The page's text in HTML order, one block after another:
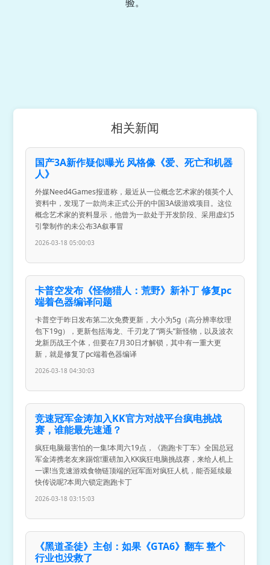
相关新闻
国产3A新作疑似曝光 风格像《爱、死亡和机器
人》
外媒Need4Games报道称，最近从一位概念艺术家的领英个人
资料中，发现了一款尚未正式公开的中国3A级游戏项目。这位
概念艺术家的资料显示，他曾为一款处于开发阶段、采用虚幻5
引擎制作的未公布3A叙事冒
2026-03-18 05:00:03
卡普空发布《怪物猎人：荒野》新补丁 修复pc
端着色器编译问题
卡普空于昨日发布第二次免费更新，大小为5g（高分辨率纹理
包下19g），更新包括海龙、千刃龙了“两头”新怪物，以及波衣
龙新历战王个体，但要在7月30日才解锁，其中有一重大更
新，就是修复了pc端着色器编译
2026-03-18 04:30:03
竞速冠军金涛加入KK官方对战平台疯电挑战
赛，谁能最先速通？
疯狂电脑最害怕的一集!本周六19点，《跑跑卡丁车》全国总冠
军金涛携老友来踢馆!重磅加入KK疯狂电脑挑战赛，来给人机上
一课!当竞速游戏食物链顶端的冠军面对疯狂人机，能否延续最
快传说呢?本周六锁定跑跑卡丁
2026-03-18 03:15:03
《黑道圣徒》主创：如果《GTA6》翻车 整个
行业也没救了